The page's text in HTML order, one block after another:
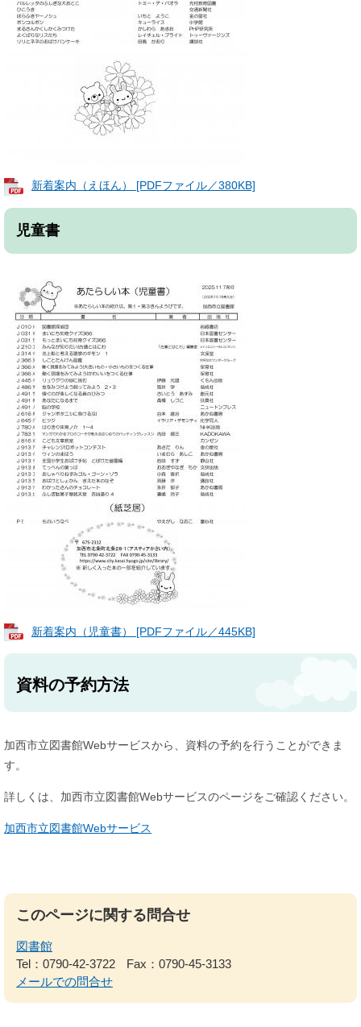
新着案内（えほん） [PDFファイル／380KB]
児童書
新着案内（児童書） [PDFファイル／445KB]
資料の予約方法
加西市立図書館Webサービスから、資料の予約を行うことができま
す。
詳しくは、加西市立図書館Webサービスのページをご確認ください。
加西市立図書館Webサービス
このページに関する問合せ
図書館
Tel：0790-42-3722
Fax：0790-45-3133
メールでの問合せ